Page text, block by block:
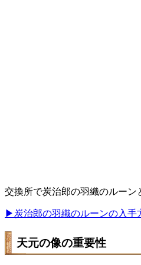
交換所で炭治郎の羽織のルーン
▶炭治郎の羽織のルーンの入手
天元の像の重要性